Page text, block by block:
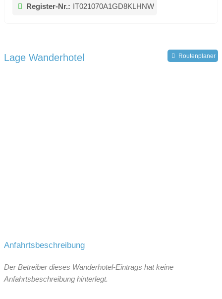
Register-Nr.: IT021070A1GD8KLHNW
Lage Wanderhotel Routenplaner
Anfahrtsbeschreibung
Der Betreiber dieses Wanderhotel-Eintrags hat keine
Anfahrtsbeschreibung hinterlegt.